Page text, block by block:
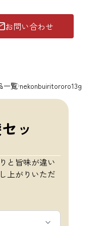
お問い合わせ
一覧 nekonbuiritororo13g
ッ
と旨味が違い
上がりいただ